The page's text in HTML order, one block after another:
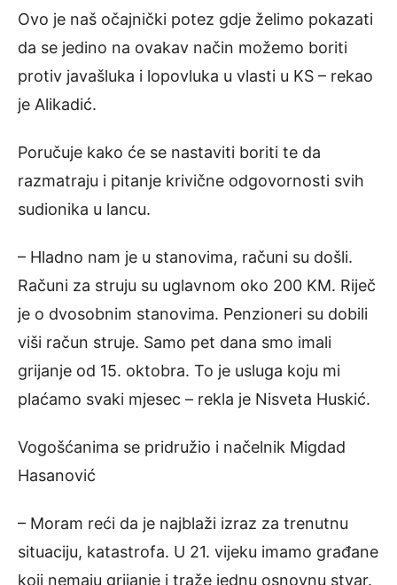
Ovo je naš očajnički potez gdje želimo pokazati
da se jedino na ovakav način možemo boriti
protiv javašluka i lopovluka u vlasti u KS – rekao
je Alikadić.
Poručuje kako će se nastaviti boriti te da
razmatraju i pitanje krivične odgovornosti svih
sudionika u lancu.
– Hladno nam je u stanovima, računi su došli.
Računi za struju su uglavnom oko 200 KM. Riječ
je o dvosobnim stanovima. Penzioneri su dobili
viši račun struje. Samo pet dana smo imali
grijanje od 15. oktobra. To je usluga koju mi
plaćamo svaki mjesec – rekla je Nisveta Huskić.
Vogošćanima se pridružio i načelnik Migdad
Hasanović
– Moram reći da je najblaži izraz za trenutnu
situaciju, katastrofa. U 21. vijeku imamo građane
koji nemaju grijanje i traže jednu osnovnu stvar.